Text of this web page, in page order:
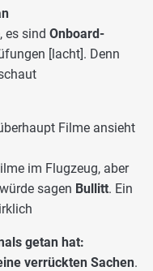
es sind Onboard-
[lacht]. Denn
Filme ansieht
im Flugzeug, aber
sagen Bullitt. Ein
getan hat:
verrückten Sachen.